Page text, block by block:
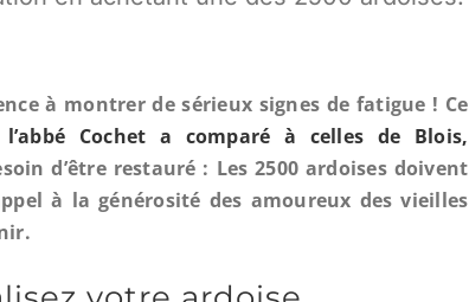
à montrer de sérieux signes de fatigue ! Ce
l’abbé Cochet a comparé à celles de Blois,
d’être restauré : Les 2500 ardoises doivent
à la générosité des amoureux des vieilles